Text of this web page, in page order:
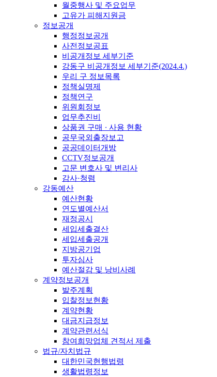
월중행사 및 주요업무
고유가 피해지원금
정보공개
행정정보공개
사전정보공표
비공개정보 세부기준
강동구 비공개정보 세부기준(2024.4.)
우리 구 정보목록
정책실명제
정책연구
위원회정보
업무추진비
상품권 구매 · 사용 현황
공무국외출장보고
공공데이터개방
CCTV정보공개
고문 변호사 및 변리사
감사·청렴
강동예산
예산현황
연도별예산서
재정공시
세입세출결산
세입세출공개
지방공기업
투자심사
예산절감 및 낭비사례
계약정보공개
발주계획
입찰정보현황
계약현황
대금지급정보
계약관련서식
참여희망업체 견적서 제출
법규/자치법규
대한민국현행법령
생활법령정보